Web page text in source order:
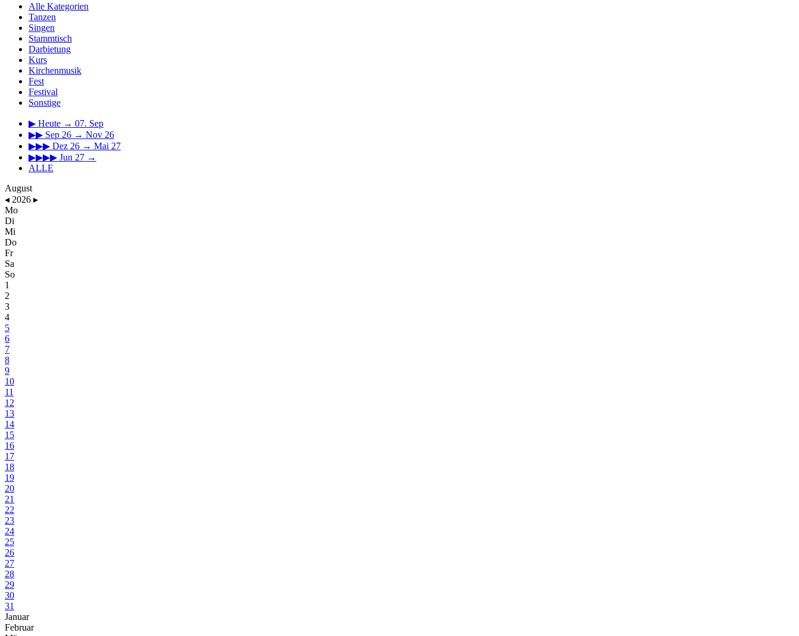
Alle Kategorien
Tanzen
Singen
Stammtisch
Darbietung
Kurs
Kirchenmusik
Fest
Festival
Sonstige
▶ Heute → 07. Sep
▶▶ Sep 26 → Nov 26
▶▶▶ Dez 26 → Mai 27
▶▶▶▶ Jun 27 →
ALLE
August
◂ 2026 ▸
Mo
Di
Mi
Do
Fr
Sa
So
1
2
3
4
5
6
7
8
9
10
11
12
13
14
15
16
17
18
19
20
21
22
23
24
25
26
27
28
29
30
31
Januar
Februar